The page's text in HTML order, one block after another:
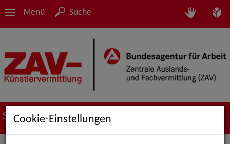
Menü Suche
Suche nach Künstler*innen
Cookie-Einstellungen